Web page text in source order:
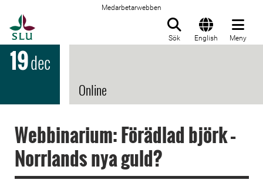
Medarbetarwebben
Sök English Meny
19dec
Online
Webbinarium: Förädlad björk –
Norrlands nya guld?